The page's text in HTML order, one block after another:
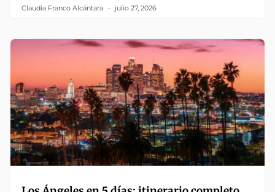
Claudia Franco Alcántara julio 27, 2026